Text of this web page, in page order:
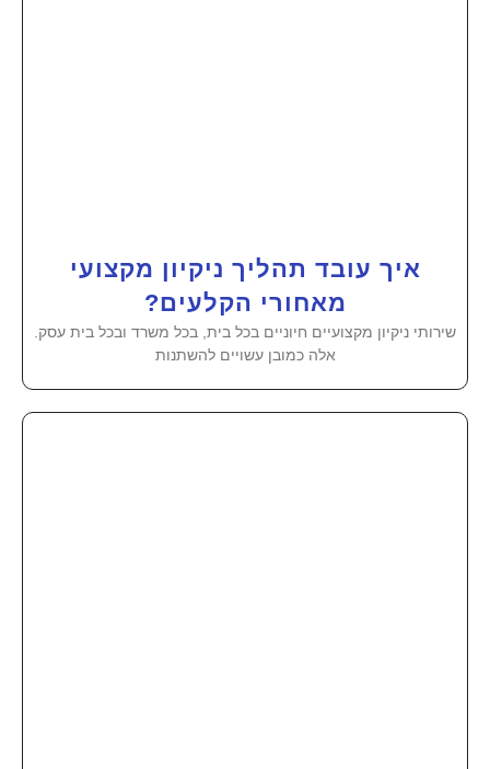
איך עובד תהליך ניקיון מקצועי
מאחורי הקלעים?
שירותי ניקיון מקצועיים חיוניים בכל בית, בכל משרד ובכל בית עסק.
אלה כמובן עשויים להשתנות